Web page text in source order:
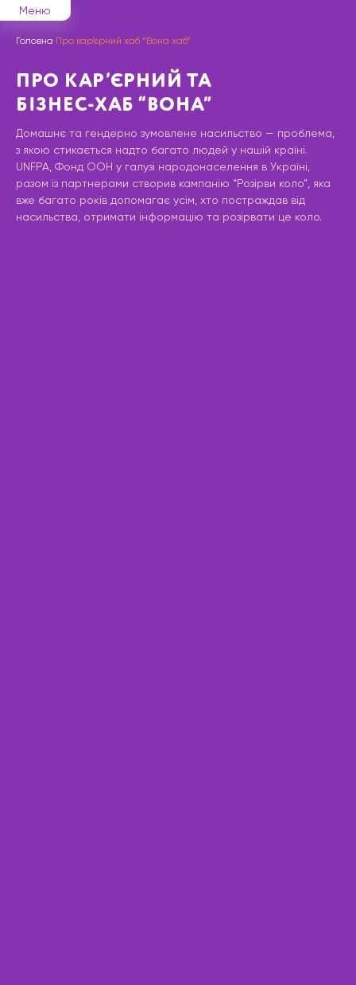
Меню
Головна Про кар’єрний хаб “Вона хаб”
ПРО КАР’ЄРНИЙ ТА
БІЗНЕС-ХАБ “ВОНА”
Домашнє та гендерно зумовлене насильство — проблема,
з якою стикається надто багато людей у нашій країні.
UNFPA, Фонд ООН у галузі народонаселення в Україні,
разом із партнерами створив кампанію “Розірви коло”, яка
вже багато років допомагає усім, хто постраждав від
насильства, отримати інформацію та розірвати це коло.